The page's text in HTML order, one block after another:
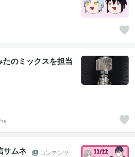
のミックスを担当
サムネ
コンテンツ